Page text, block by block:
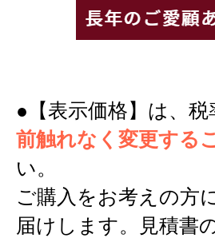
●【表示価格】は、
前触れなく変更する
い。
ご購入をお考えの方
届けします。見積書